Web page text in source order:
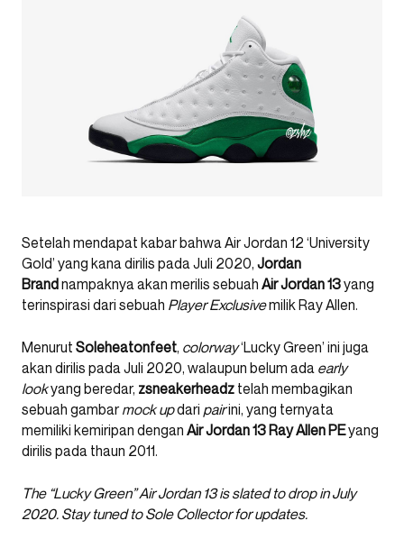
Setelah mendapat kabar bahwa Air Jordan 12 ‘University
Gold’ yang kana dirilis pada Juli 2020, Jordan
Brandnampaknya akan merilis sebuah Air Jordan 13yang
terinspirasi dari sebuah Player Exclusivemilik Ray Allen.
Menurut Soleheatonfeet, colorway‘Lucky Green’ ini juga
akan dirilis pada Juli 2020, walaupun belum ada early
lookyang beredar, zsneakerheadz telah membagikan
sebuah gambar mock updari pairini, yang ternyata
memiliki kemiripan dengan Air Jordan 13 Ray Allen PEyang
dirilis pada thaun 2011.
The “Lucky Green” Air Jordan 13 is slated to drop in July
2020. Stay tuned to Sole Collector for updates.